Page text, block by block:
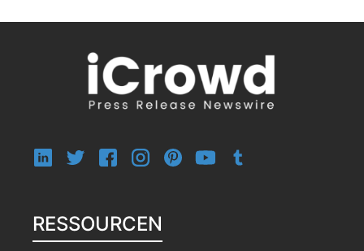
RESSOURCEN